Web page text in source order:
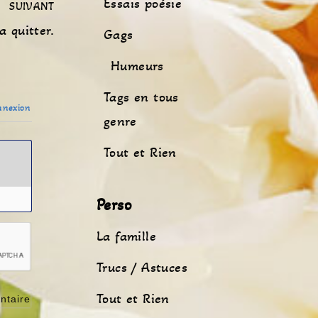
SUIVANT
quitter.
Essais poésie
Gags
Humeurs
Tags en tous
genre
Tout et Rien
Perso
La famille
Trucs / Astuces
Tout et Rien